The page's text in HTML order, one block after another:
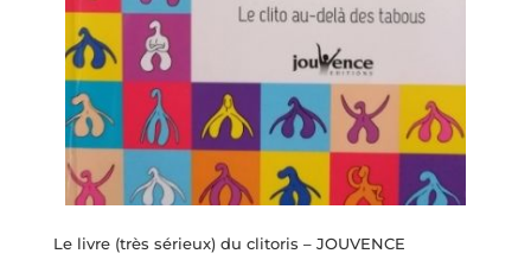
Le livre (très sérieux) du clitoris – JOUVENCE